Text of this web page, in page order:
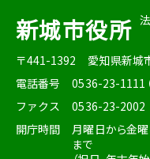
新城市役所
〒441-1392
愛知県新城
電話番号
0536-23-1111（
ファクス
0536-23-2002
開庁時間
月曜日から金
まで